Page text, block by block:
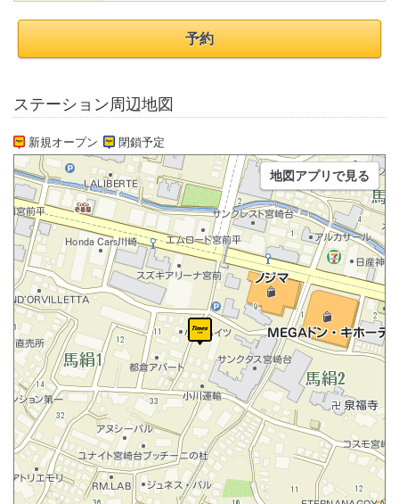
予約
ステーション周辺地図
新規オープン 閉鎖予定
地図アプリで見る